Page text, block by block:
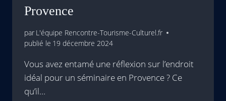
Provence
par L'équipe Rencontre-Tourisme-Culturel.fr
publié le 19 décembre 2024
Vous avez entamé une réflexion sur l’endroit
idéal pour un séminaire en Provence ? Ce
qu’il…